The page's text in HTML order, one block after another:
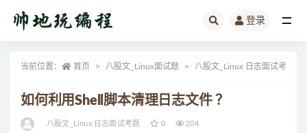
登录
当前位置： 首页 八股文_Linux面试题 八股文_Linux 日志面试考题
如何利用Shell脚本清理日志文件 ？
八股文_Linux 日志面试考题 0 204